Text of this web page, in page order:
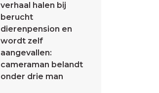
verhaal halen bij
berucht
dierenpension en
wordt zelf
aangevallen:
cameraman belandt
onder drie man